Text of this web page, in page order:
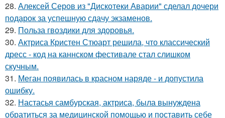
28. Алексей Серов из "Дискотеки Аварии" сделал дочери
подарок за успешную сдачу экзаменов.
29. Польза гвоздики для здоровья.
30. Актриса Кристен Стюарт решила, что классический
дресс - код на каннском фестивале стал слишком
скучным.
31. Меган появилась в красном наряде - и допустила
ошибку.
32. Настасья самбурская, актриса, была вынуждена
обратиться за медицинской помощью и поставить себе